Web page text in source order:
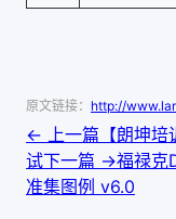
原文链接： http://
← 上一篇 【朗坤
试下一篇 →福禄克
准集图例 v6.0